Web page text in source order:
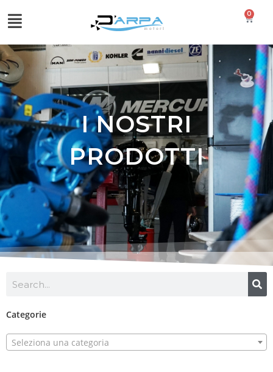
0
I NOSTRI
PRODOTTI
Categorie
Seleziona una categoria